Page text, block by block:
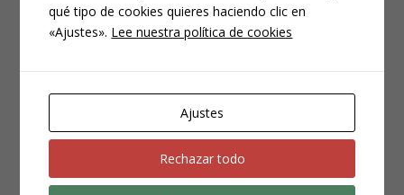
qué tipo de cookies quieres haciendo clic en
«Ajustes». Lee nuestra política de cookies
Ajustes
Rechazar todo